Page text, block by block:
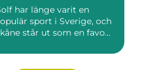
har länge varit en
sport i Sverige, och
står ut som en favo...